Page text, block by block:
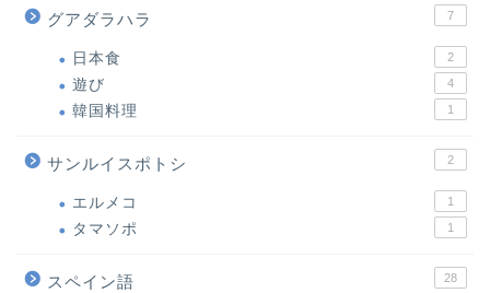
グアダラハラ 7
日本食 2
遊び 4
韓国料理 1
サンルイスポトシ 2
エルメコ 1
タマソポ 1
スペイン語 28